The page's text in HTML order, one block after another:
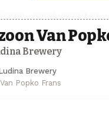
Van
Brewery
Brewery
Popko Frans